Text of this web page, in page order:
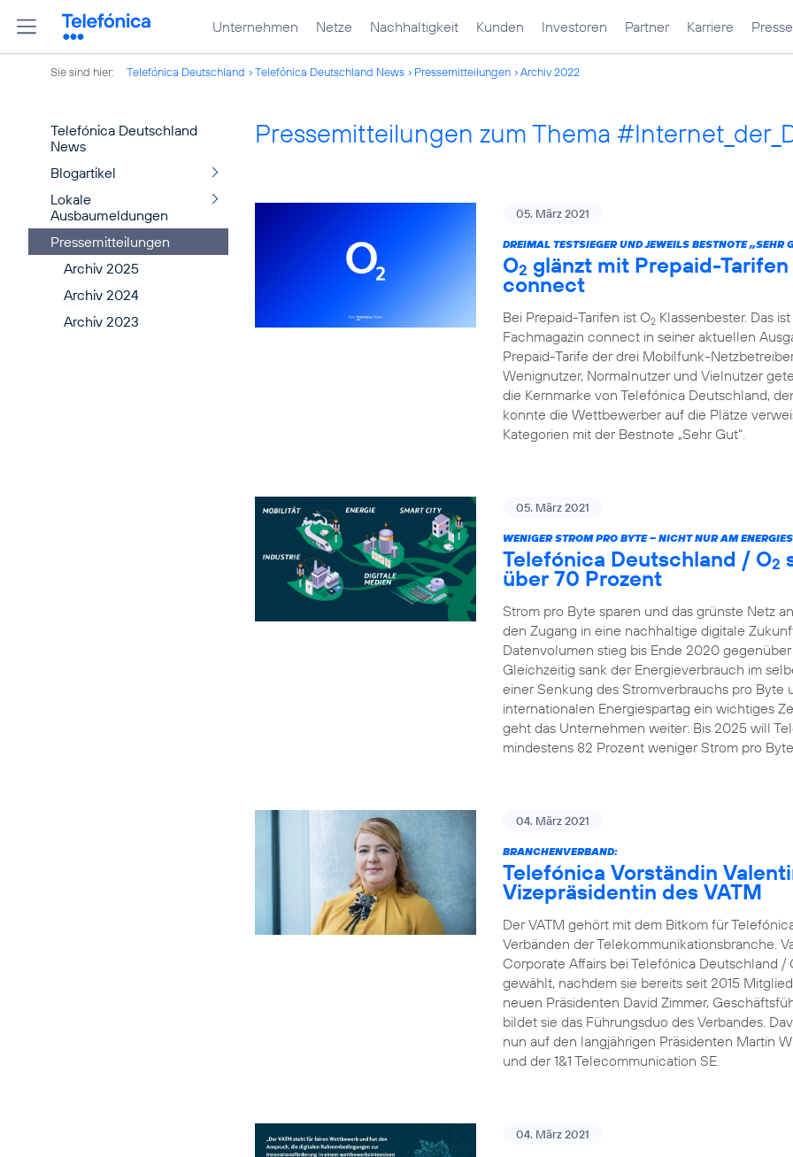
Unternehmen Netze Nachhaltigkeit Kunden Investoren Partner Karriere Presse
Sie sind hier: Telefónica Deutschland Telefónica Deutschland News Pressemitteilungen Archiv 2022
Telefónica Deutschland
News
Blogartikel
Lokale
Ausbaumeldungen
Pressemitteilungen
Archiv 2025
Archiv 2024
Archiv 2023
Pressemitteilungen zum Thema
05. März 2021
DREIMAL TESTSIEGER UND JEWEILS BESTNOTE „SEHR
O2 glänzt mit Prepaid-
connect
Bei Prepaid-Tarifen ist O2 Klassenbester. Das
Fachmagazin connect in seiner aktuellen
Prepaid-Tarife der drei Mobilfunk-
Wenignutzer, Normalnutzer und Vielnutzer
die Kernmarke von Telefónica Deutschland,
konnte die Wettbewerber auf die Plätze
Kategorien mit der Bestnote „Sehr Gut“.
05. März 2021
WENIGER STROM PRO BYTE – NICHT NUR AM
Telefónica Deutschland / O2
über 70 Prozent
Strom pro Byte sparen und das grünste Netz
den Zugang in eine nachhaltige digitale
Datenvolumen stieg bis Ende 2020
Gleichzeitig sank der Energieverbrauch im
einer Senkung des Stromverbrauchs pro Byte
internationalen Energiespartag ein wichtiges
geht das Unternehmen weiter: Bis 2025 will
mindestens 82 Prozent weniger Strom pro
04. März 2021
BRANCHENVERBAND:
Telefónica Vorständin
Vizepräsidentin des VATM
Der VATM gehört mit dem Bitkom für
Verbänden der Telekommunikationsbranche.
Corporate Affairs bei Telefónica Deutschland /
gewählt, nachdem sie bereits seit 2015
neuen Präsidenten David Zimmer,
bildet sie das Führungsduo des Verbandes.
nun auf den langjährigen Präsidenten Martin
und der 1&1 Telecommunication SE.
04. März 2021